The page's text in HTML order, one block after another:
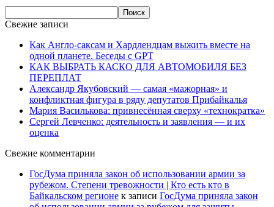
Свежие записи
Как Англо-саксам и Хардлендцам выжить вместе на
одной планете. Беседы с GPT
КАК ВЫБРАТЬ КАСКО ДЛЯ АВТОМОБИЛЯ БЕЗ
ПЕРЕПЛАТ
Александр Якубовский — самая «мажорная» и
конфликтная фигура в ряду депутатов Прибайкалья
Мария Василькова: привнесённая сверху «технократка»
Сергей Левченко: деятельность и заявления — и их
оценка
Свежие комментарии
ГосДума приняла закон об использовании армии за
рубежом. Степени тревожности | Кто есть кто в
Байкальском регионе к записи ГосДума приняла закон